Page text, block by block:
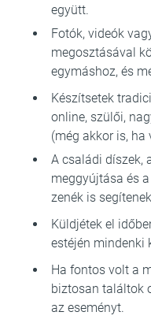
együtt.
Fotók, videók
megosztásával
egymáshoz, és
Készítsetek
online, szülői,
(még akkor is,
A családi díszek,
meggyújtása és
zenék is
Küldjétek el
estéjén mindenki
Ha fontos volt a
biztosan találtok
az eseményt.